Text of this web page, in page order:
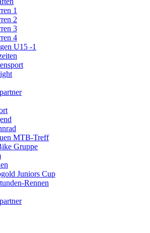
1
2
3
4
U15 -1
MTB-Treff
Gruppe
Juniors Cup
Rennen